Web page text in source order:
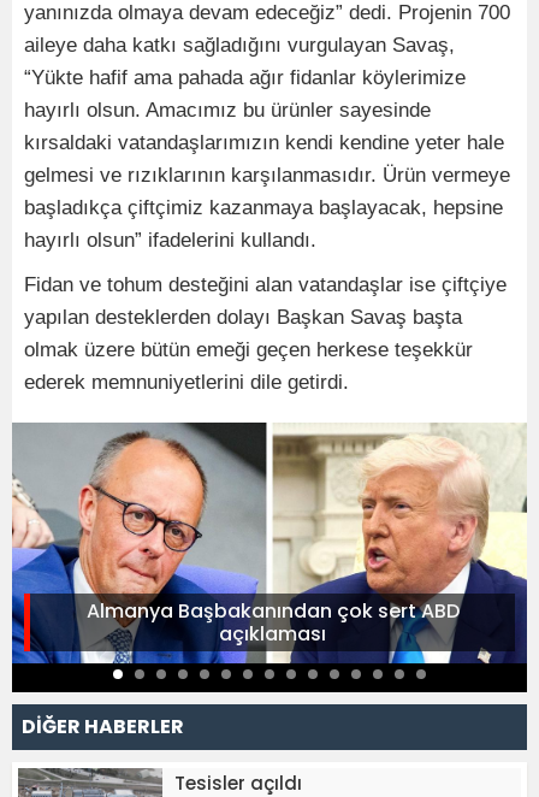
yanınızda olmaya devam edeceğiz” dedi. Projenin 700
aileye daha katkı sağladığını vurgulayan Savaş,
“Yükte hafif ama pahada ağır fidanlar köylerimize
hayırlı olsun. Amacımız bu ürünler sayesinde
kırsaldaki vatandaşlarımızın kendi kendine yeter hale
gelmesi ve rızıklarının karşılanmasıdır. Ürün vermeye
başladıkça çiftçimiz kazanmaya başlayacak, hepsine
hayırlı olsun” ifadelerini kullandı.
Fidan ve tohum desteğini alan vatandaşlar ise çiftçiye
yapılan desteklerden dolayı Başkan Savaş başta
olmak üzere bütün emeği geçen herkese teşekkür
ederek memnuniyetlerini dile getirdi.
Almanya Başbakanından çok sert ABD
açıklaması
DİĞER HABERLER
Tesisler açıldı